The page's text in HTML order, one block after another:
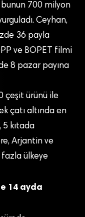
bunun 700 milyon
Ceyhan,
36 payla
ve BOPET filmi
8 pazar payına
çeşit ürünü ile
çatı altında en
5 kıtada
Arjantin ve
fazla ülkeye
14 ayda